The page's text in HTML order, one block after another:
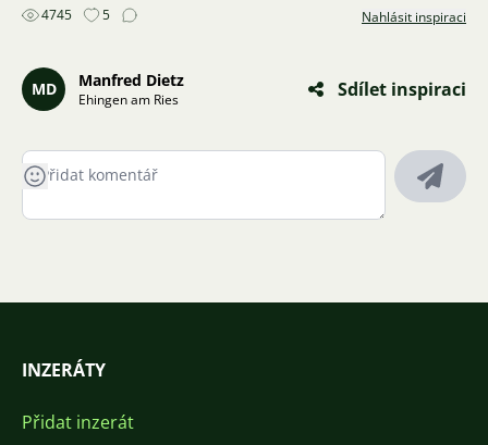
4745 5 Nahlásit inspiraci
MD Manfred Dietz
Ehingen am Ries Sdílet inspiraci
INZERÁTY
Přidat inzerát